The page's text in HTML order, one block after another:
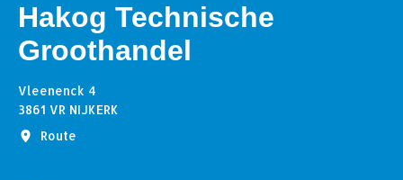
Hakog Technische
Groothandel
Vleenenck 4
3861 VR NIJKERK
Route